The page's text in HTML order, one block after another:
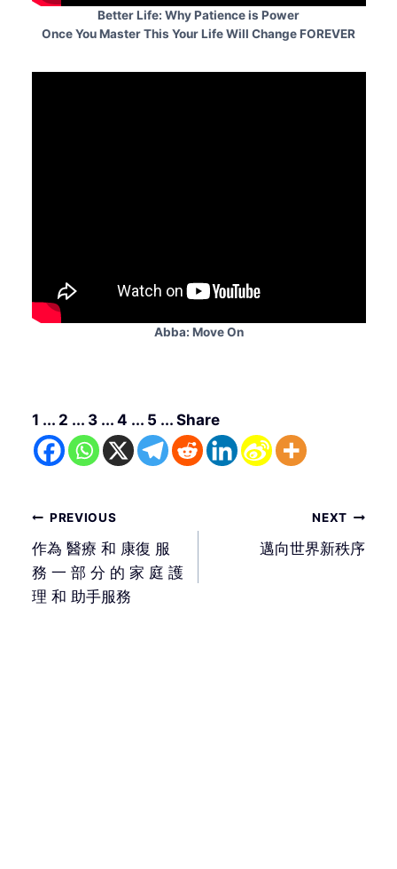
Better Life: Why Patience is Power
Once You Master This Your Life Will Change FOREVER
Abba: Move On
1 ... 2 ... 3 ... 4 ... 5 ... Share
文
章
導
覽
PREVIOUS
作為 醫療 和 康復 服
務 一 部 分 的 家 庭 護
理 和 助手服務
NEXT
邁向世界新秩序